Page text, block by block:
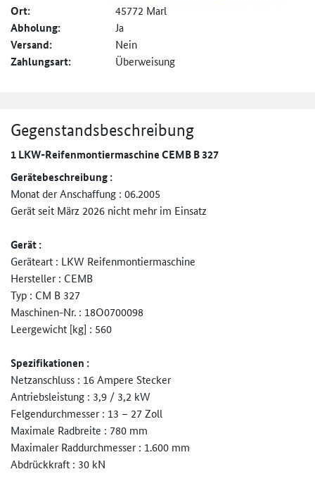
Ort: 45772 Marl
Abholung: Ja
Versand: Nein
Zahlungsart: Überweisung
Gegenstandsbeschreibung
1 LKW-Reifenmontiermaschine CEMB B 327
Gerätebeschreibung :
Monat der Anschaffung : 06.2005
Gerät seit März 2026 nicht mehr im Einsatz
Gerät :
Geräteart : LKW Reifenmontiermaschine
Hersteller : CEMB
Typ : CM B 327
Maschinen-Nr. : 18O0700098
Leergewicht [kg] : 560
Spezifikationen :
Netzanschluss : 16 Ampere Stecker
Antriebsleistung : 3,9 / 3,2 kW
Felgendurchmesser : 13 – 27 Zoll
Maximale Radbreite : 780 mm
Maximaler Raddurchmesser : 1.600 mm
Abdrückkraft : 30 kN